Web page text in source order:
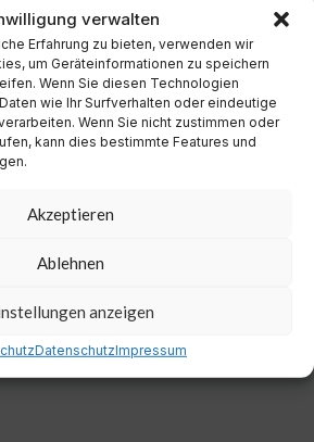
verwalten
Erfahrung zu bieten, verwenden wir
um Geräteinformationen zu speichern
Wenn Sie diesen Technologien
wie Ihr Surfverhalten oder eindeutige
Wenn Sie nicht zustimmen oder
kann dies bestimmte Features und
Akzeptieren
Ablehnen
anzeigen
DatenschutzImpressum